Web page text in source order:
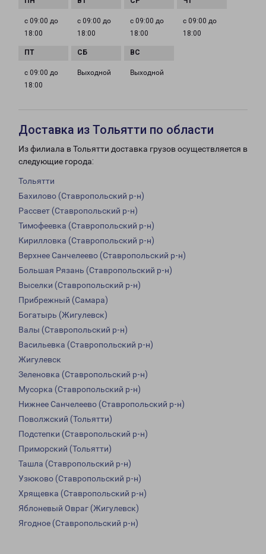
с 09:00 до
18:00
с 09:00 до
18:00
с 09:00 до
18:00
с 09:00 до
18:00
с 09:00 до
18:00
Выходной Выходной
Доставка из Тольятти по области
Из филиала в Тольятти доставка грузов осуществляется в
следующие города:
Тольятти
Бахилово (Ставропольский р-н)
Рассвет (Ставропольский р-н)
Тимофеевка (Ставропольский р-н)
Кирилловка (Ставропольский р-н)
Верхнее Санчелеево (Ставропольский р-н)
Большая Рязань (Ставропольский р-н)
Выселки (Ставропольский р-н)
Прибрежный (Самара)
Богатырь (Жигулевск)
Валы (Ставропольский р-н)
Васильевка (Ставропольский р-н)
Жигулевск
Зеленовка (Ставропольский р-н)
Мусорка (Ставропольский р-н)
Нижнее Санчелеево (Ставропольский р-н)
Поволжский (Тольятти)
Подстепки (Ставропольский р-н)
Приморский (Тольятти)
Ташла (Ставропольский р-н)
Узюково (Ставропольский р-н)
Хрящевка (Ставропольский р-н)
Яблоневый Овраг (Жигулевск)
Ягодное (Ставропольский р-н)